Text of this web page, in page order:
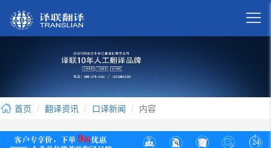

首页 翻译资讯 口译新闻 内容